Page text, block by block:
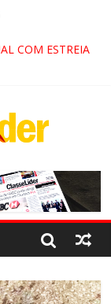
COM ESTREIA
NO FIM
NA RETA FINAL